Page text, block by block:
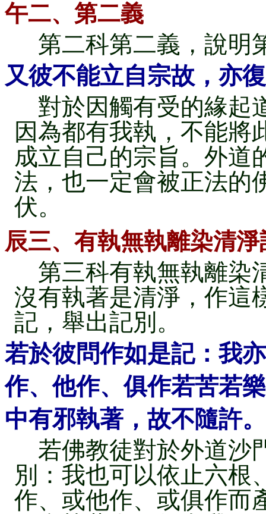
午二、第二義
第二科第二義，說明
又彼不能立自宗故，亦
對於因觸有受的緣起
因為都有我執，不能將
成立自己的宗旨。外道
法，也一定會被正法的
伏。
辰三、有執無執離染清
第三科有執無執離染
沒有執著是清淨，作這
記，舉出記別。
若於彼問作如是記：我
作、他作、俱作若苦若
中有邪執著，故不隨許。
若佛教徒對於外道沙
別：我也可以依止六根
作、或他作、或俱作而